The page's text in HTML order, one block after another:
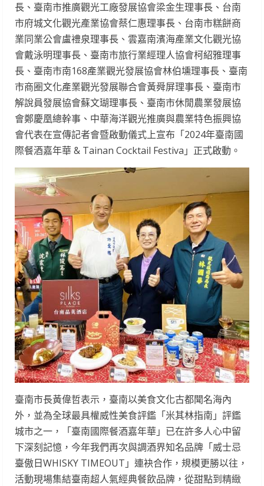
長、臺南市推廣觀光工廠發展協會梁金生理事長、台南
市府城文化觀光產業協會蔡仁惠理事長、台南市糕餅商
業同業公會盧禮泉理事長、雲嘉南濱海產業文化觀光協
會戴泳明理事長、臺南市旅行業經理人協會柯紹雅理事
長、臺南市南168產業觀光發展協會林伯壎理事長、臺南
市商圈文化產業觀光發展聯合會黃舜屏理事長、臺南市
解說員發展協會蘇文瑚理事長、臺南市休閒農業發展協
會鄭慶凰總幹事、中華海洋觀光推廣與農業特色振興協
會代表在宣傳記者會暨啟動儀式上宣布「2024年臺南國
際餐酒嘉年華 & Tainan Cocktail Festiva」正式啟動。
臺南市長黃偉哲表示，臺南以美食文化古都聞名海內
外，並為全球最具權威性美食評鑑「米其林指南」評鑑
城市之一，「臺南國際餐酒嘉年華」已在許多人心中留
下深刻記憶，今年我們再次與調酒界知名品牌「威士忌
臺傲日WHISKY TIMEOUT」連袂合作，規模更勝以往，
活動現場集結臺南超人氣經典餐飲品牌，從甜點到精緻